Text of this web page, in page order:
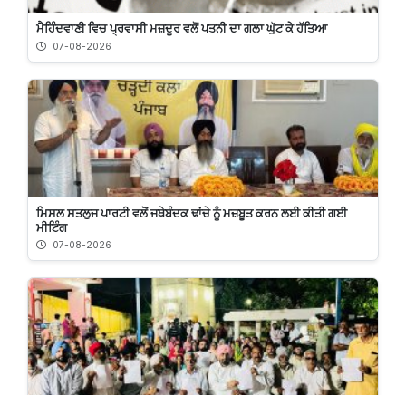
ਮੈਹਿੰਦਵਾਣੀ ਵਿਚ ਪ੍ਰਵਾਸੀ ਮਜ਼ਦੂਰ ਵਲੋਂ ਪਤਨੀ ਦਾ ਗਲਾ ਘੁੱਟ ਕੇ ਹੱਤਿਆ
07-08-2026
ਮਿਸਲ ਸਤਲੁਜ ਪਾਰਟੀ ਵਲੋਂ ਜਥੇਬੰਦਕ ਢਾਂਚੇ ਨੂੰ ਮਜ਼ਬੂਤ ਕਰਨ ਲਈ ਕੀਤੀ ਗਈ
ਮੀਟਿੰਗ
07-08-2026